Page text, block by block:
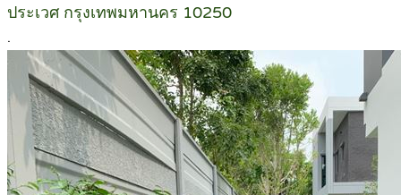
ประเวศ กรุงเทพมหานคร 10250
.